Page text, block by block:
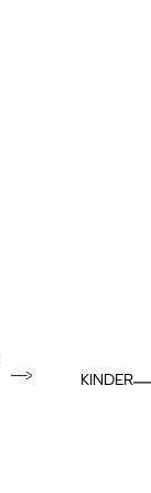
KINDER